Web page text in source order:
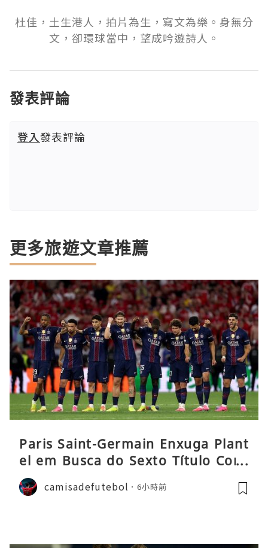
杜佳，土生港人，拍片為生，寫文為樂。身無分
文，卻環球當中，望成吟遊詩人。
發表評論
登入發表評論
更多旅遊文章推薦
Paris Saint-Germain Enxuga Plant
el em Busca do Sexto Título Cons
ecutivo da Liga
camisadefutebol 6小時前